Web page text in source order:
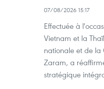
07/08/2026 15:17
Effectuée à
Vietnam et la
nationale et de la
Zaram, a
stratégique